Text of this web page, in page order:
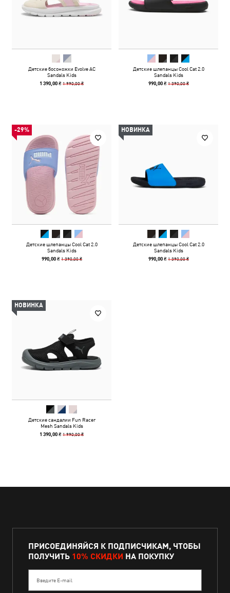
Детские босоножки Evolve AC
Sandals Kids
1 390,00 ₴1 990,00 ₴
Детские шлепанцы Cool Cat 2.0
Sandals Kids
990,00 ₴ 1 390,00 ₴
-29%
Детские шлепанцы Cool Cat 2.0
Sandals Kids
990,00 ₴ 1 390,00 ₴
НОВИНКА
Детские шлепанцы Cool Cat 2.0
Sandals Kids
990,00 ₴ 1 390,00 ₴
НОВИНКА
Детские сандалии Fun Racer
Mesh Sandals Kids
1 390,00 ₴1 990,00 ₴
ПРИСОЕДИНЯЙСЯ К ПОДПИСЧИКАМ, ЧТОБЫ
ПОЛУЧИТЬ 10% СКИДКИ НА ПОКУПКУ
Введите E-mail